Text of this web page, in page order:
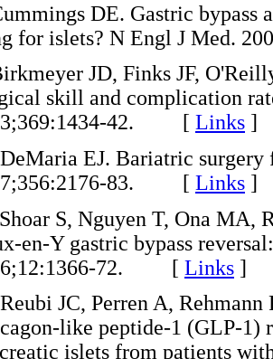
DE. Gastric bypass
for islets? N Engl J
JD, Finks JF,
skill and complication
42. [ Links ]
EJ. Bariatric
83. [ Links ]
S, Nguyen T, Ona MA,
en-Y gastric bypass
72. [ Links ]
JC, Perren A,
like peptide-1 (GLP-1)
islets from patients